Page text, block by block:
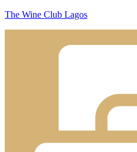
The Wine Club Lagos